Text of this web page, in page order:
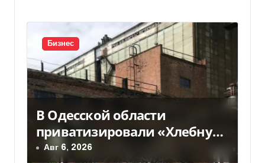
Бизнес
В Одесской области
приватизировали «Хлебную
базу №77» за 5,7 млн грн
Авг 6, 2026